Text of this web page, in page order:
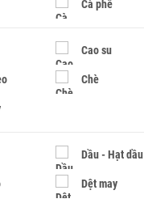
Cà phê
Cao su
Chè
Dầu - Hạt dầu
Dệt may